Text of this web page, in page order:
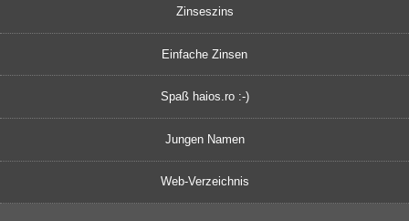
Zinseszins
Einfache Zinsen
Spaß haios.ro :-)
Jungen Namen
Web-Verzeichnis